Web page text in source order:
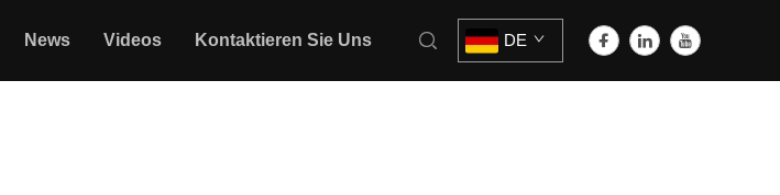
News Videos Kontaktieren Sie Uns DE